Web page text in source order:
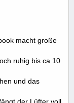
macht große
ruhig bis ca 10
und das
der Lüfter voll